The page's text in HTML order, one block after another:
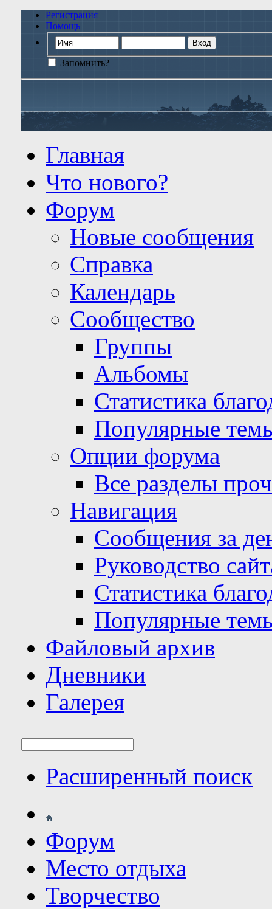
Регистрация
Помощь
Запомнить?
Главная
Что нового?
Форум
Новые сообщения
Справка
Календарь
Сообщество
Группы
Альбомы
Статистика
Популярные
Опции форума
Все разделы
Навигация
Сообщения за
Руководство
Статистика
Популярные
Файловый архив
Дневники
Галерея
Расширенный поиск
Форум
Место отдыха
Творчество